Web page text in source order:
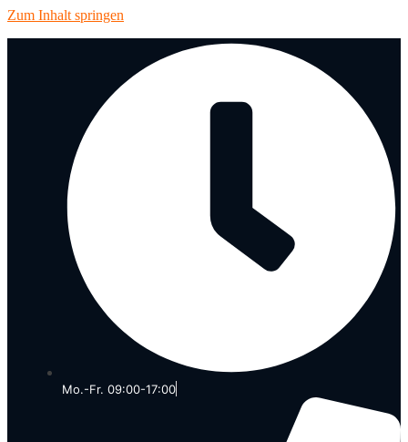
Zum Inhalt springen
Mo.-Fr. 09:00-17:00